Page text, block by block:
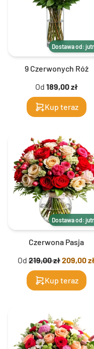
Dostawa od:
9 Czerwonych Róż
Od 189,00 zł
Kup teraz
Dostawa od:
Czerwona Pasja
Od 219,00 zł209,00
Kup teraz